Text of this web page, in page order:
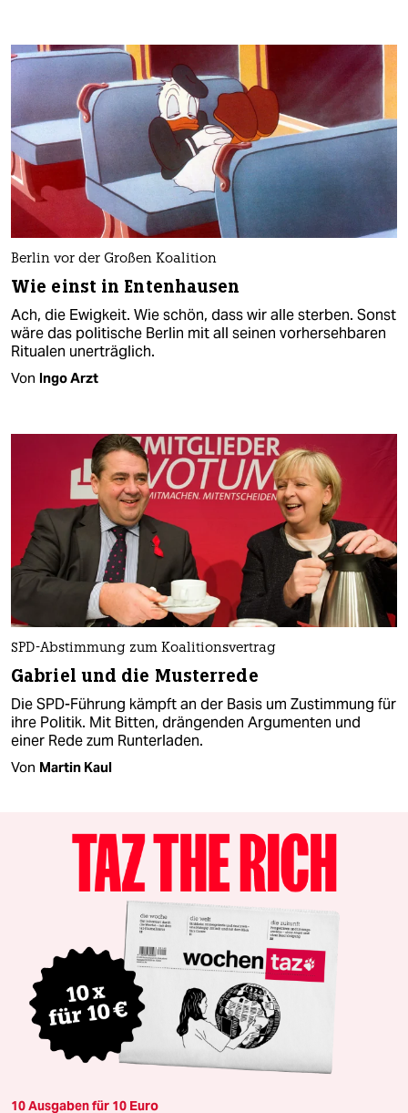
Berlin vor der Großen Koalition
Wie einst in Entenhausen
Ach, die Ewigkeit. Wie schön, dass wir alle sterben. Sonst
wäre das politische Berlin mit all seinen vorhersehbaren
Ritualen unerträglich.
Von Ingo Arzt
SPD-Abstimmung zum Koalitionsvertrag
Gabriel und die Musterrede
Die SPD-Führung kämpft an der Basis um Zustimmung für
ihre Politik. Mit Bitten, drängenden Argumenten und
einer Rede zum Runterladen.
Von Martin Kaul
10 Ausgaben für 10 Euro